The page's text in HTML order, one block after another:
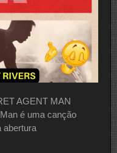
AGENT MAN
é uma canção
abertura